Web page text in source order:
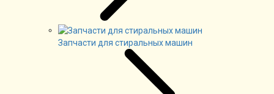
Запчасти для стиральных машин